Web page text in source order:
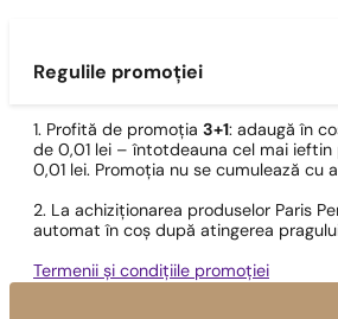
Regulile promoției
1. Profită de promoția 3+1: adaugă în
de 0,01 lei – întotdeauna cel mai
0,01 lei. Promoția nu se cumulează cu
2. La achiziționarea produselor Paris
automat în coș după atingerea
Termenii și condițiile promoției